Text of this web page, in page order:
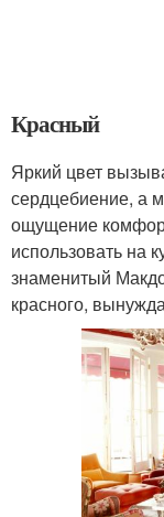
Красный
Яркий цвет
сердцебиение, а
ощущение
использовать на
знаменитый
красного,